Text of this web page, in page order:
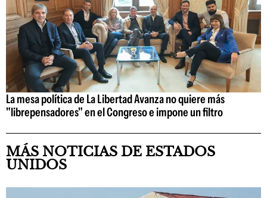
La mesa política de La Libertad Avanza no quiere más
"librepensadores" en el Congreso e impone un filtro
MÁS NOTICIAS DE ESTADOS
UNIDOS